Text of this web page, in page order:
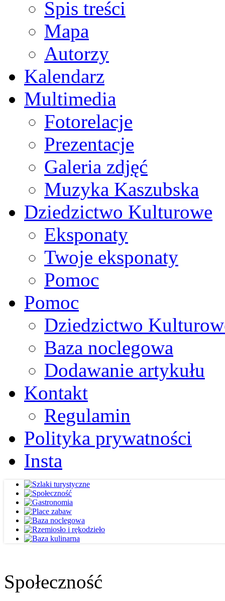
Spis treści
Mapa
Autorzy
Kalendarz
Multimedia
Fotorelacje
Prezentacje
Galeria zdjęć
Muzyka Kaszubska
Dziedzictwo Kulturowe
Eksponaty
Twoje eksponaty
Pomoc
Pomoc
Dziedzictwo
Baza noclegowa
Dodawanie artykułu
Kontakt
Regulamin
Polityka prywatności
Insta
Społeczność